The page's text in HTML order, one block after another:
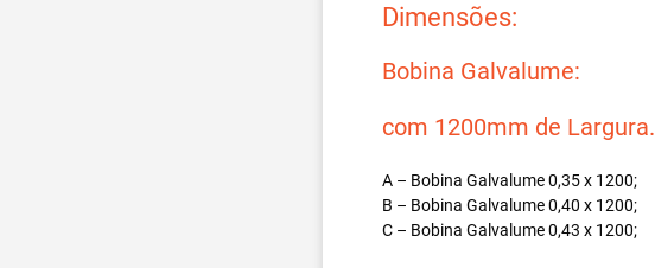
Dimensões:
Bobina Galvalume:
com 1200mm de Largura.
A – Bobina Galvalume 0,35 x 1200;
B – Bobina Galvalume 0,40 x 1200;
C – Bobina Galvalume 0,43 x 1200;